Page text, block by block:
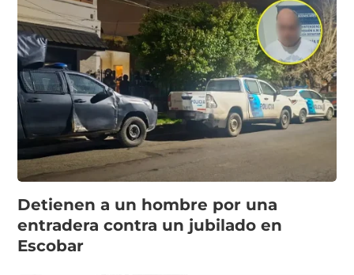
Detienen a un hombre por una
entradera contra un jubilado en
Escobar